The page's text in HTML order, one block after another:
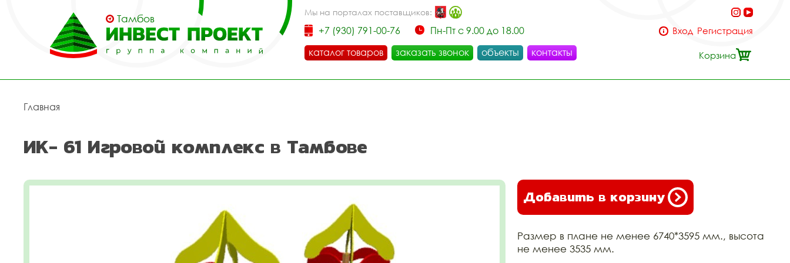
Тамбов
Мы на порталах поставщиков:
+7 (930) 791-00-76
Пн-Пт с 9.00 до 18.00
каталог товаров
заказать звонок объекты контакты
Вход Регистрация
Корзина
Главная
ИК- 61 Игровой комплекс в Тамбове
Добавить в корзину
Размер в плане не менее 6740*3595 мм., высота
не менее 3535 мм.